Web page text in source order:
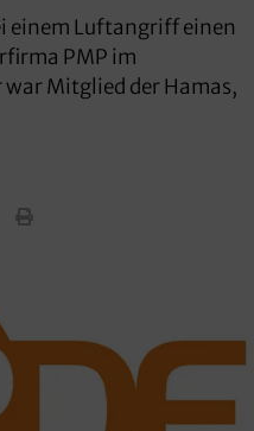
einem Luftangriff einen
PMP im
Mitglied der Hamas,